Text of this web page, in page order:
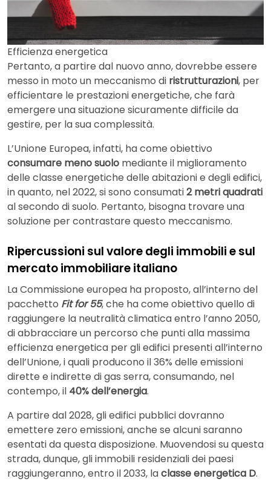
Efficienza energetica
Pertanto, a partire dal nuovo anno, dovrebbe essere
messo in moto un meccanismo di ristrutturazioni, per
efficientare le prestazioni energetiche, che farà
emergere una situazione sicuramente difficile da
gestire, per la sua complessità.
L’Unione Europea, infatti, ha come obiettivo
consumare meno suolo mediante il miglioramento
delle classe energetiche delle abitazioni e degli edifici,
in quanto, nel 2022, si sono consumati2 metri quadrati
al secondo di suolo. Pertanto, bisogna trovare una
soluzione per contrastare questo meccanismo.
Ripercussioni sul valore degli immobili e sul
mercato immobiliare italiano
La Commissione europea ha proposto, all’interno del
pacchetto Fit for 55, che ha come obiettivo quello di
raggiungere la neutralità climatica entro l’anno 2050,
di abbracciare un percorso che punti alla massima
efficienza energetica per gli edifici presenti all’interno
dell’Unione, i quali producono il 36% delle emissioni
dirette e indirette di gas serra, consumando, nel
contempo, il 40% dell’energia.
A partire dal 2028, gli edifici pubblici dovranno
emettere zero emissioni, anche se alcuni saranno
esentati da questa disposizione. Muovendosi su questa
strada, dunque, gli immobili residenziali dei paesi
raggiungeranno, entro il 2033, laclasse energetica D.